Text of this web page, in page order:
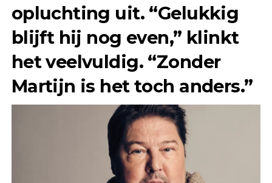
opluchting uit. “Gelukkig
blijft hij nog even,” klinkt
het veelvuldig. “Zonder
Martijn is het toch anders.”